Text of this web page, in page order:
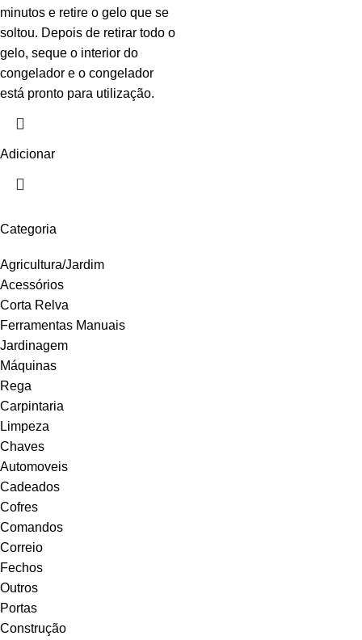
Categoria
Agricultura/Jardim
Acessórios
Corta Relva
Ferramentas Manuais
Jardinagem
Máquinas
Rega
Carpintaria
Limpeza
Chaves
Automoveis
Cadeados
Cofres
Comandos
Correio
Fechos
Outros
Portas
Construção
minutos e retire o gelo que se
soltou. Depois de retirar todo o
gelo, seque o interior do
congelador e o congelador
está pronto para utilização.
Adicionar